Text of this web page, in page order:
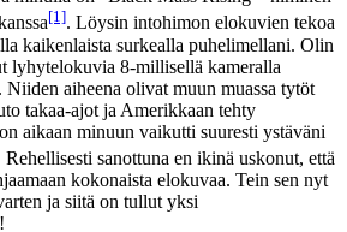
[1]. Löysin intohimon elokuvien tekoa
kaikenlaista surkealla puhelimellani. Olin
lyhytelokuvia 8‑millisellä kameralla
Niiden aiheena olivat muun muassa tytöt
takaa-ajot ja Amerikkaan tehty
aikaan minuun vaikutti suuresti ystäväni
Rehellisesti sanottuna en ikinä uskonut, että
kokonaista elokuvaa. Tein sen nyt
ja siitä on tullut yksi